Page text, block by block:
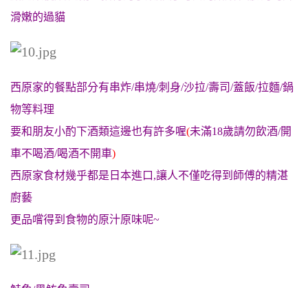
滑嫩的過貓
西原家的餐點部分有串炸/串燒/刺身/沙拉/壽司/蓋飯/拉麵/鍋
物等料理
要和朋友小酌下酒類這邊也有許多喔(未滿18歲請勿飲酒/開
車不喝酒/喝酒不開車)
西原家食材幾乎都是日本進口,讓人不僅吃得到師傅的精湛
廚藝
更品嚐得到食物的原汁原味呢~